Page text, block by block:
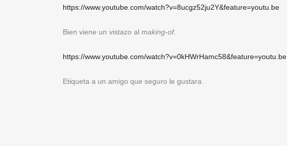
https://www.youtube.com/watch?v=8ucgz52ju2Y&feature=youtu.be
Bien viene un vistazo al making-of.
https://www.youtube.com/watch?v=0kHWrHamc58&feature=youtu.be
Etiqueta a un amigo que seguro le gustara.